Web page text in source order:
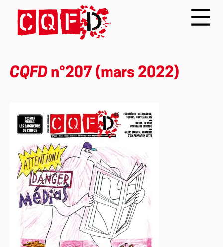
CQFD n°207 (mars 2022)